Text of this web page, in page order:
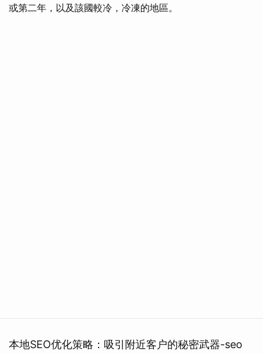
或第二年，以及該國較冷，冷凍的地區。
本地SEO优化策略：吸引附近客户的秘密武器-seo